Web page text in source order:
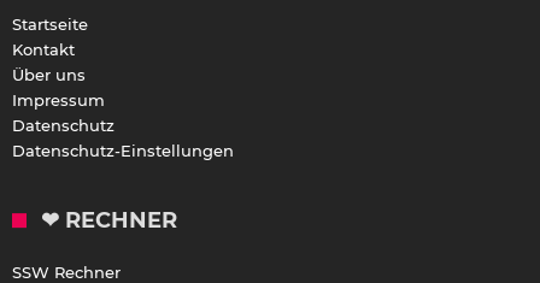
Startseite
Kontakt
Über uns
Impressum
Datenschutz
Datenschutz-Einstellungen
❤ RECHNER
SSW Rechner